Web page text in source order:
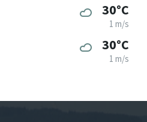
30°C
1 m/s
30°C
1 m/s